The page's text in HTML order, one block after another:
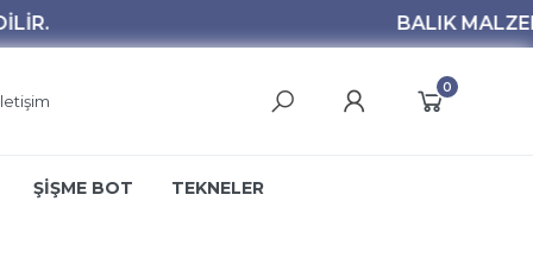
0
ŞİŞME BOT TEKNELER